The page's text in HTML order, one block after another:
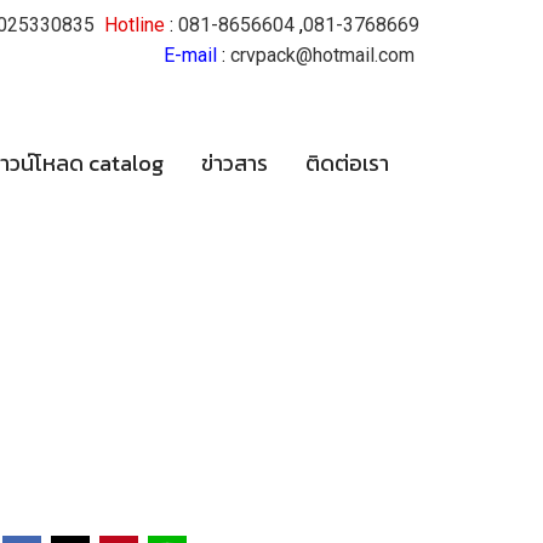
Hotline : 081-8656604 ,081-3768669
E-mail : crvpack@hotmail.com
วน์โหลด catalog ข่าวสาร ติดต่อเรา